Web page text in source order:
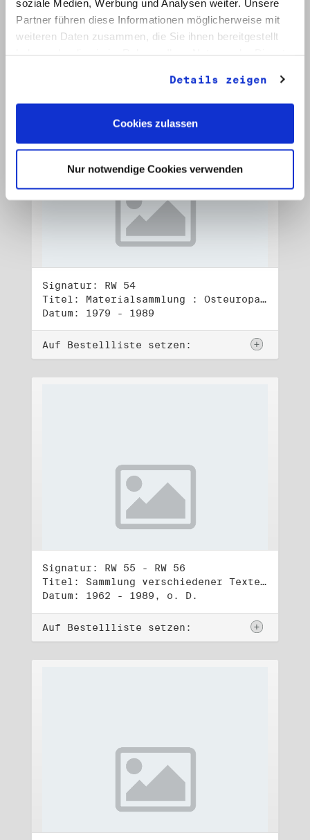
soziale Medien, Werbung und Analysen weiter. Unsere
Partner führen diese Informationen möglicherweise mit
weiteren Daten zusammen, die Sie ihnen bereitgestellt
Details zeigen
Cookies zulassen
Nur notwendige Cookies verwenden
Signatur: RW 53
Titel: Materialsammlung : Osteuropa (2)
Datum: 1982 - 1990
Signatur: RW 54
Titel: Materialsammlung : Osteuropa (3)
Datum: 1979 - 1989
Auf Bestellliste setzen:
Signatur: RW 55 - RW 56
Titel: Sammlung verschiedener Texte, Reden, Aphorismen, Gedichte, Liedtexte (1) - (2)
Datum: 1962 - 1989, o. D.
Auf Bestellliste setzen: